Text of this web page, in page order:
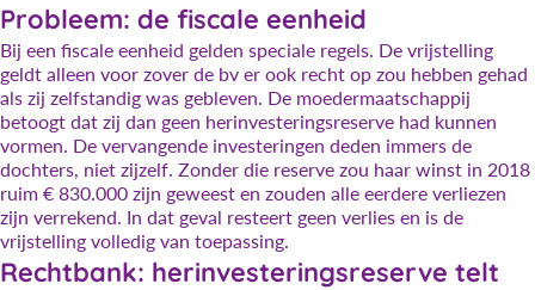
Probleem: de fiscale eenheid
Bij een fiscale eenheid gelden speciale regels. De vrijstelling
geldt alleen voor zover de bv er ook recht op zou hebben gehad
als zij zelfstandig was gebleven. De moedermaatschappij
betoogt dat zij dan geen herinvesteringsreserve had kunnen
vormen. De vervangende investeringen deden immers de
dochters, niet zijzelf. Zonder die reserve zou haar winst in 2018
ruim € 830.000 zijn geweest en zouden alle eerdere verliezen
zijn verrekend. In dat geval resteert geen verlies en is de
vrijstelling volledig van toepassing.
Rechtbank: herinvesteringsreserve telt